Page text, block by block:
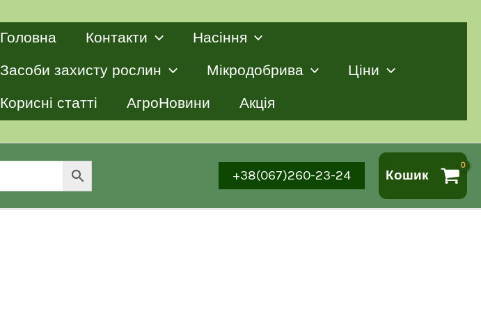
Головна Контакти Насіння
Засоби захисту рослин Мікродобрива Ціни
Корисні статті АгроНовини Акція
+38(067)260-23-24 Кошик